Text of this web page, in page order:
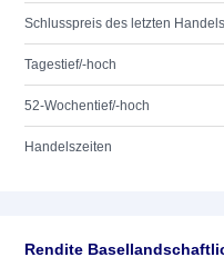
Schlusspreis des letzten
Tagestief/-hoch
52-Wochentief/-hoch
Handelszeiten
Rendite